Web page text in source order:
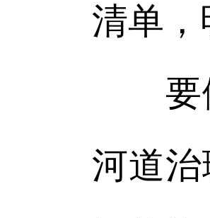
清单
要健
河道